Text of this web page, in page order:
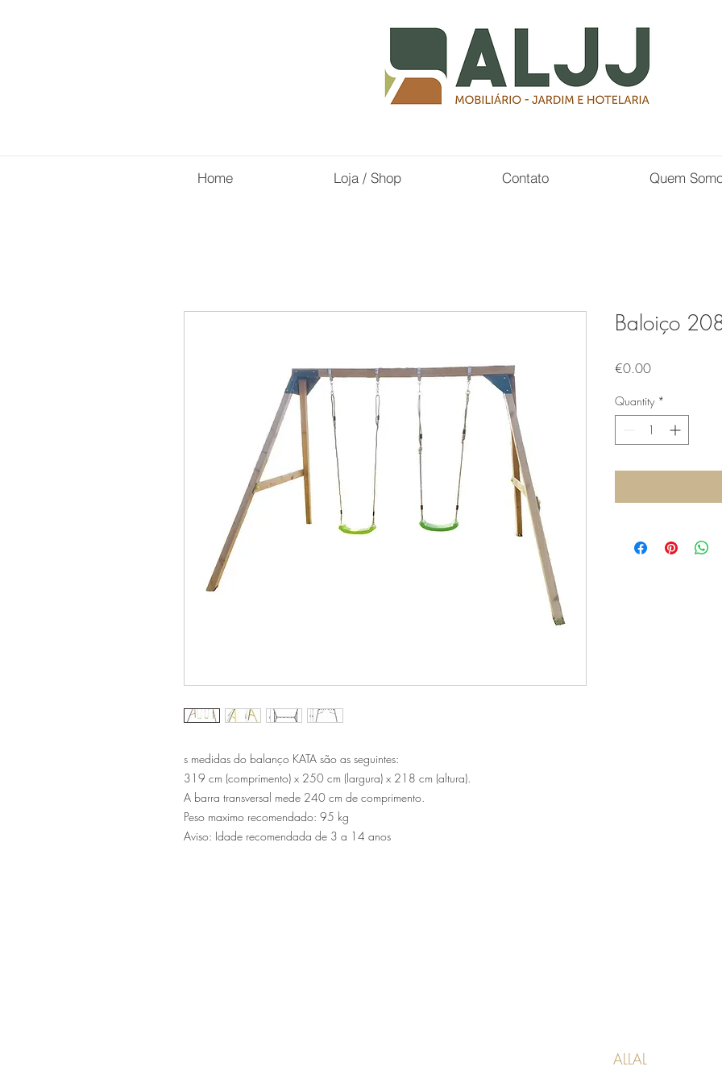
Home Loja / Shop Contato Quem
s medidas do balanço KATA são as seguintes:
319 cm (comprimento) x 250 cm (largura) x 218 cm (altura).
A barra transversal mede 240 cm de comprimento.
Peso maximo recomendado: 95 kg
Aviso: Idade recomendada de 3 a 14 anos
Baloiço
€0.00Price
Quantity *
ALLAL